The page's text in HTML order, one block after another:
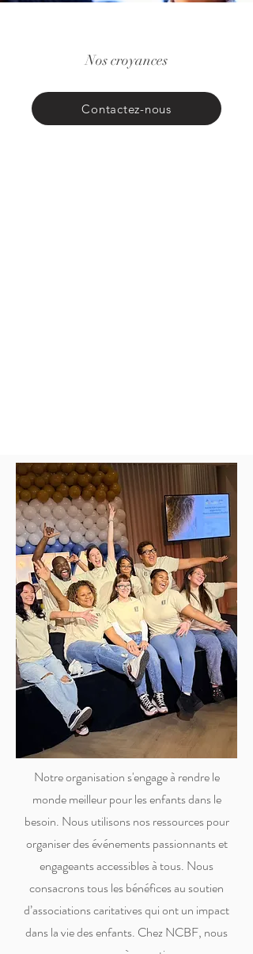
Nos croyances
Contactez-nous
Notre organisation s'engage à rendre le
monde meilleur pour les enfants dans le
besoin. Nous utilisons nos ressources pour
organiser des événements passionnants et
engageants accessibles à tous. Nous
consacrons tous les bénéfices au soutien
d’associations caritatives qui ont un impact
dans la vie des enfants. Chez NCBF, nous